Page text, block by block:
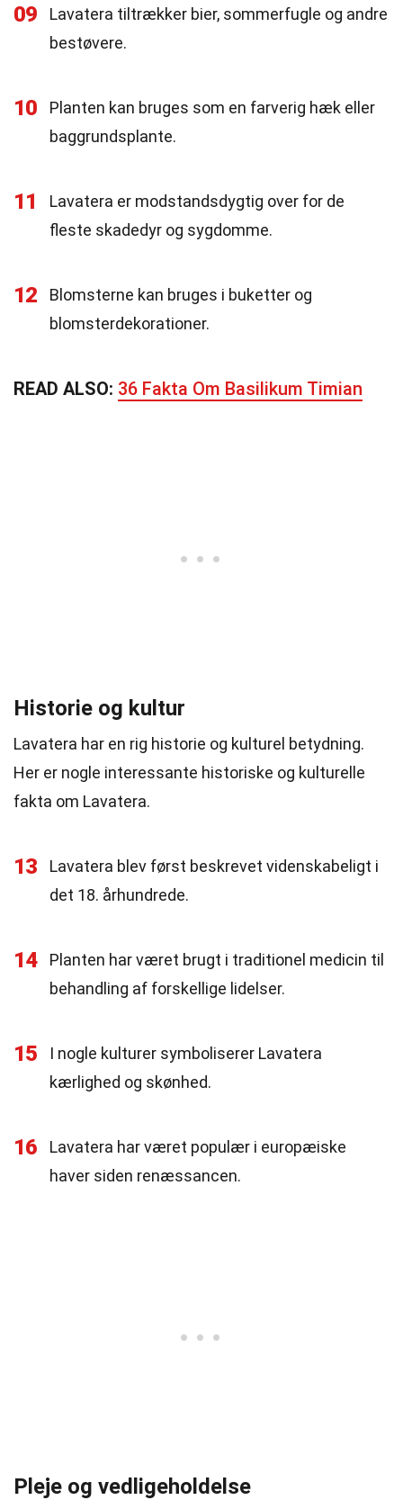
09
Lavatera tiltrækker bier, sommerfugle og andre
bestøvere.
10
Planten kan bruges som en farverig hæk eller
baggrundsplante.
11
Lavatera er modstandsdygtig over for de
fleste skadedyr og sygdomme.
12
Blomsterne kan bruges i buketter og
blomsterdekorationer.
READ ALSO: 36 Fakta Om Basilikum Timian
Historie og kultur
Lavatera har en rig historie og kulturel betydning.
Her er nogle interessante historiske og kulturelle
fakta om Lavatera.
13
Lavatera blev først beskrevet videnskabeligt i
det 18. århundrede.
14
Planten har været brugt i traditionel medicin til
behandling af forskellige lidelser.
15
I nogle kulturer symboliserer Lavatera
kærlighed og skønhed.
16
Lavatera har været populær i europæiske
haver siden renæssancen.
Pleje og vedligeholdelse